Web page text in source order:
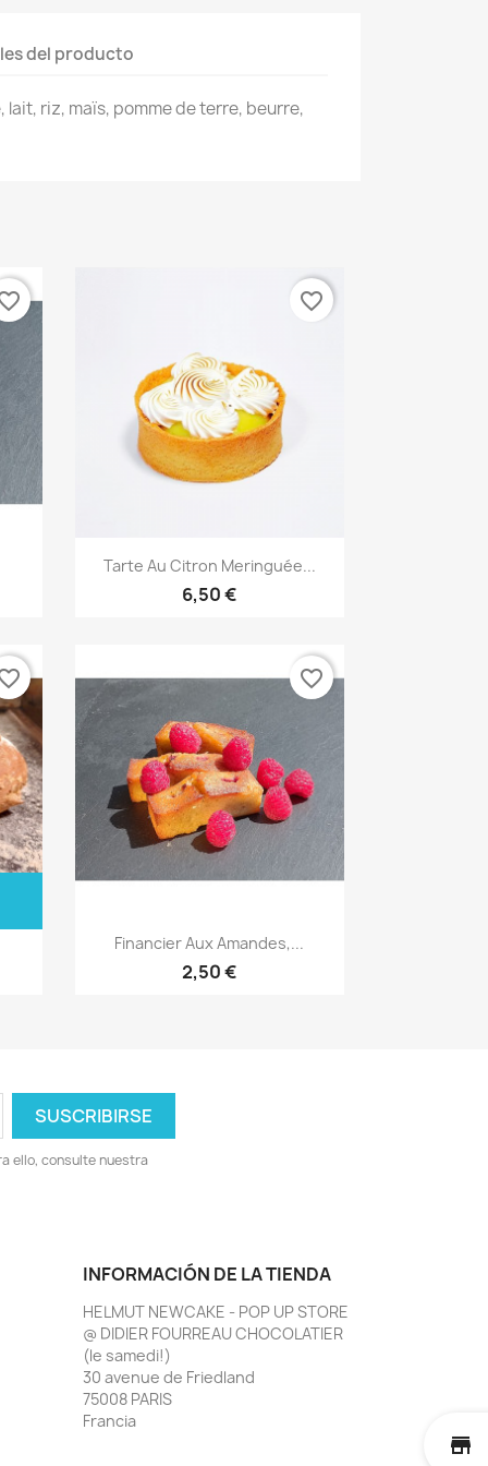
del producto
riz, maïs, pomme de terre, beurre,
Vista rápida
Tarte Au Citron Meringuée...
6,50 €
favorite_border
Vista rápida
Financier Aux Amandes,...
2,50 €
favorite_border
ello, consulte nuestra
INFORMACIÓN DE LA TIENDA
HELMUT NEWCAKE - POP UP STORE
@ DIDIER FOURREAU CHOCOLATIER
(le samedi!)
30 avenue de Friedland
75008 PARIS
Francia